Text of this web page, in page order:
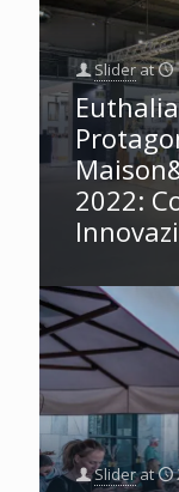
Sliderat
2022:
Sliderat